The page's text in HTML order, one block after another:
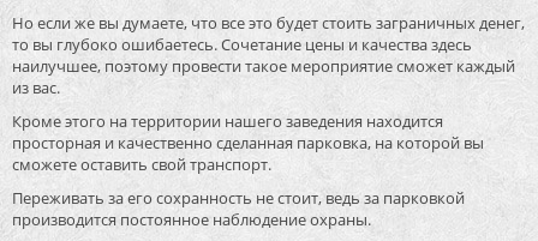
Но если же вы думаете, что все это будет стоить заграничных денег,
то вы глубоко ошибаетесь. Сочетание цены и качества здесь
наилучшее, поэтому провести такое мероприятие сможет каждый
из вас.
Кроме этого на территории нашего заведения находится
просторная и качественно сделанная парковка, на которой вы
сможете оставить свой транспорт.
Переживать за его сохранность не стоит, ведь за парковкой
производится постоянное наблюдение охраны.